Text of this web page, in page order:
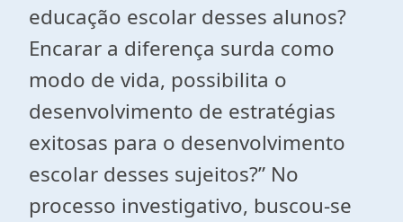
educação escolar desses alunos?
Encarar a diferença surda como
modo de vida, possibilita o
desenvolvimento de estratégias
exitosas para o desenvolvimento
escolar desses sujeitos?” No
processo investigativo, buscou-se